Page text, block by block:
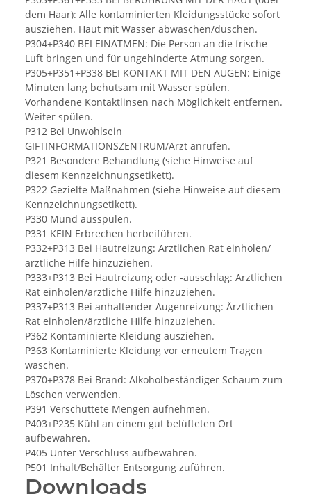
dem Haar): Alle kontaminierten Kleidungsstücke sofort
ausziehen. Haut mit Wasser abwaschen/duschen.
P304+P340 BEI EINATMEN: Die Person an die frische
Luft bringen und für ungehinderte Atmung sorgen.
P305+P351+P338 BEI KONTAKT MIT DEN AUGEN: Einige
Minuten lang behutsam mit Wasser spülen.
Vorhandene Kontaktlinsen nach Möglichkeit entfernen.
Weiter spülen.
P312 Bei Unwohlsein
GIFTINFORMATIONSZENTRUM/Arzt anrufen.
P321 Besondere Behandlung (siehe Hinweise auf
diesem Kennzeichnungsetikett).
P322 Gezielte Maßnahmen (siehe Hinweise auf diesem
Kennzeichnungsetikett).
P330 Mund ausspülen.
P331 KEIN Erbrechen herbeiführen.
P332+P313 Bei Hautreizung: Ärztlichen Rat einholen/
ärztliche Hilfe hinzuziehen.
P333+P313 Bei Hautreizung oder -ausschlag: Ärztlichen
Rat einholen/ärztliche Hilfe hinzuziehen.
P337+P313 Bei anhaltender Augenreizung: Ärztlichen
Rat einholen/ärztliche Hilfe hinzuziehen.
P362 Kontaminierte Kleidung ausziehen.
P363 Kontaminierte Kleidung vor erneutem Tragen
waschen.
P370+P378 Bei Brand: Alkoholbeständiger Schaum zum
Löschen verwenden.
P391 Verschüttete Mengen aufnehmen.
P403+P235 Kühl an einem gut belüfteten Ort
aufbewahren.
P405 Unter Verschluss aufbewahren.
P501 Inhalt/Behälter Entsorgung zuführen.
Downloads